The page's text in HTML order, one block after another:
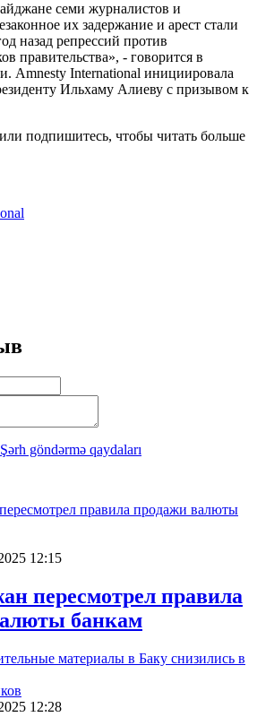
семи журналистов и
их задержание и арест стали
назад репрессий против
правительства», - говорится в
Amnesty International инициировала
Ильхаму Алиеву с призывом к
подпишитесь, чтобы читать больше
Şərh göndərmə qaydaları
12:15
пересмотрел правила
банкам
12:28